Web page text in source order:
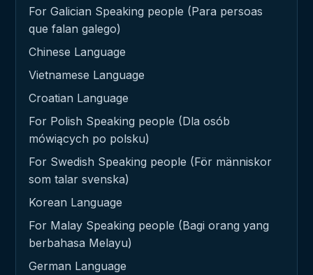
For Galician Speaking people (Para persoas
que falan galego)
Chinese Language
Vietnamese Language
Croatian Language
For Polish Speaking people (Dla osób
mówiących po polsku)
For Swedish Speaking people (För människor
som talar svenska)
Korean Language
For Malay Speaking people (Bagi orang yang
berbahasa Melayu)
German Language